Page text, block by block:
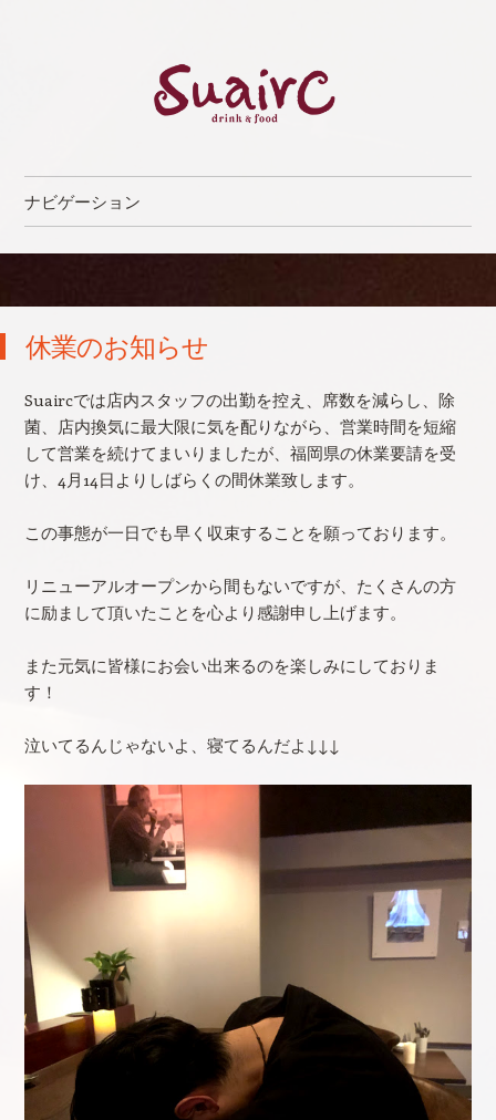
Suairc（スワイク）
ナビゲーション
休業のお知らせ
Suaircでは店内スタッフの出勤を控え、席数を減らし、除
菌、店内換気に最大限に気を配りながら、営業時間を短縮
して営業を続けてまいりましたが、福岡県の休業要請を受
け、4月14日よりしばらくの間休業致します。
この事態が一日でも早く収束することを願っております。
リニューアルオープンから間もないですが、たくさんの方
に励まして頂いたことを心より感謝申し上げます。
また元気に皆様にお会い出来るのを楽しみにしておりま
す！
泣いてるんじゃないよ、寝てるんだよ↓↓↓